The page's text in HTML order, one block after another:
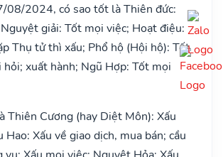
08/2024, có sao tốt là Thiên đức:
giải: Tốt mọi việc; Hoạt điệu:
Thụ tử thì xấu; Phổ hộ (Hội hộ): Tốt
hỏi; xuất hành; Ngũ Hợp: Tốt mọi
Thiên Cương (hay Diệt Môn): Xấu
Hao: Xấu về giao dịch, mua bán; cầu